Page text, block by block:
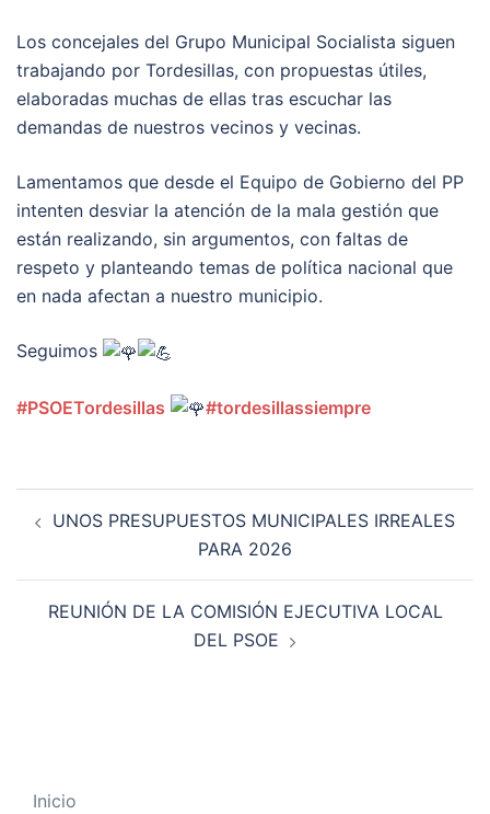
Los concejales del Grupo Municipal Socialista siguen
trabajando por Tordesillas, con propuestas útiles,
elaboradas muchas de ellas tras escuchar las
demandas de nuestros vecinos y vecinas.
Lamentamos que desde el Equipo de Gobierno del PP
intenten desviar la atención de la mala gestión que
están realizando, sin argumentos, con faltas de
respeto y planteando temas de política nacional que
en nada afectan a nuestro municipio.
Seguimos
#PSOETordesillas #tordesillassiempre
UNOS PRESUPUESTOS MUNICIPALES IRREALES
PARA 2026
REUNIÓN DE LA COMISIÓN EJECUTIVA LOCAL
DEL PSOE
Inicio